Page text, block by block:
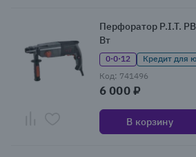
Перфоратор P.I.T.
Вт
0·0·12
Кредит для
Код: 741496
6 000 ₽
В корзину